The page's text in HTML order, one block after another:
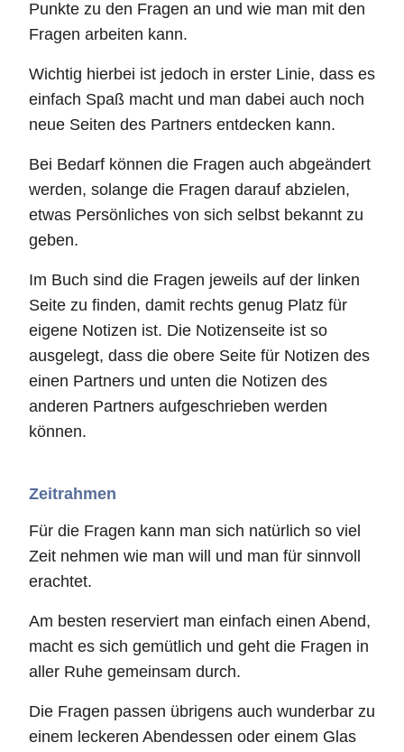
Punkte zu den Fragen an und wie man mit den
Fragen arbeiten kann.
Wichtig hierbei ist jedoch in erster Linie, dass es
einfach Spaß macht und man dabei auch noch
neue Seiten des Partners entdecken kann.
Bei Bedarf können die Fragen auch abgeändert
werden, solange die Fragen darauf abzielen,
etwas Persönliches von sich selbst bekannt zu
geben.
Im Buch sind die Fragen jeweils auf der linken
Seite zu finden, damit rechts genug Platz für
eigene Notizen ist. Die Notizenseite ist so
ausgelegt, dass die obere Seite für Notizen des
einen Partners und unten die Notizen des
anderen Partners aufgeschrieben werden
können.
Zeitrahmen
Für die Fragen kann man sich natürlich so viel
Zeit nehmen wie man will und man für sinnvoll
erachtet.
Am besten reserviert man einfach einen Abend,
macht es sich gemütlich und geht die Fragen in
aller Ruhe gemeinsam durch.
Die Fragen passen übrigens auch wunderbar zu
einem leckeren Abendessen oder einem Glas